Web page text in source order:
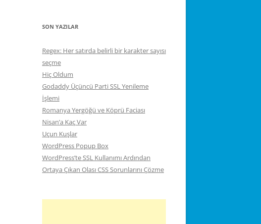
SON YAZILAR
Regex: Her satırda belirli bir karakter sayısı
seçme
Hiç Oldum
Godaddy Üçüncü Parti SSL Yenileme
İşlemi
Romanya Yergöğü ve Köprü Faciası
Nisan’a Kaç Var
Uçun Kuşlar
WordPress Popup Box
WordPress’te SSL Kullanımı Ardından
Ortaya Çıkan Olası CSS Sorunlarını Çözme